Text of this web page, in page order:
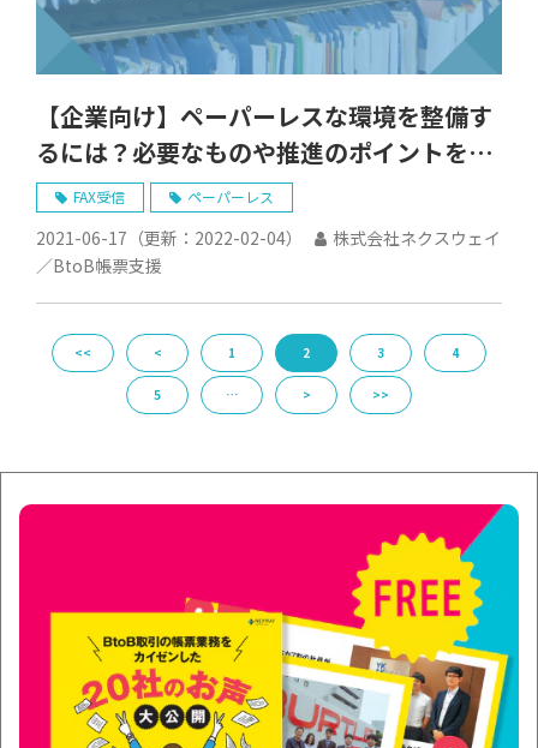
【企業向け】ペーパーレスな環境を整備す
るには？必要なものや推進のポイントを解
説
FAX受信 ペーパーレス
2021-06-17 （更新： 2022-02-04）
株式会社ネクスウェイ
／BtoB帳票支援
<< < 1 2 3 4
5 … > >>